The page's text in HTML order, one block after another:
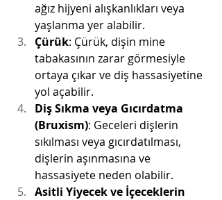
ağız hijyeni alışkanlıkları veya
yaşlanma yer alabilir.
Çürük: Çürük, dişin mine
tabakasının zarar görmesiyle
ortaya çıkar ve diş hassasiyetine
yol açabilir.
Diş Sıkma veya Gıcırdatma
(Bruxism): Geceleri dişlerin
sıkılması veya gıcırdatılması,
dişlerin aşınmasına ve
hassasiyete neden olabilir.
Asitli Yiyecek ve İçeceklerin